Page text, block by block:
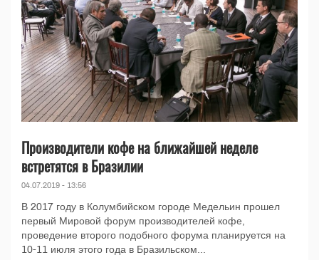
Производители кофе на ближайшей неделе
встретятся в Бразилии
04.07.2019 - 13:56
В 2017 году в Колумбийском городе Медельин прошел
первый Мировой форум производителей кофе,
проведение второго подобного форума планируется на
10-11 июля этого года в Бразильском...